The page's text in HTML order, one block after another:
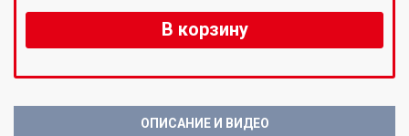
В корзину
ОПИСАНИЕ И ВИДЕО